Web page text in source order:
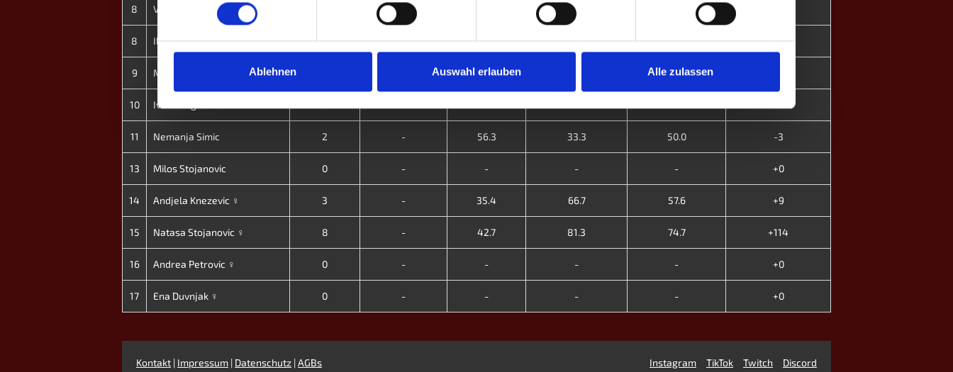
Ablehnen Auswahl erlauben Alle zulassen
8 Vukasin Blanusa 50.0
8 Ilija Gavranic 5 ★ 61.5 66.7 67.9 +44
9 Marija Itov ♀ 36.6 79.4
10 Ivan Dragicevic
11 Nemanja Simic 2 - 56.3 33.3 50.0 -3
13 Milos Stojanovic 0 - - - - +0
14 Andjela Knezevic ♀ 3 - 35.4 66.7 57.6 +9
15 Natasa Stojanovic ♀ 8 - 42.7 81.3 74.7 +114
16 Andrea Petrovic ♀ 0 - - - - +0
17 Ena Duvnjak ♀ 0 - - - - +0
Kontakt | Impressum | Datenschutz |AGBs Instagram TikTok Twitch Discord